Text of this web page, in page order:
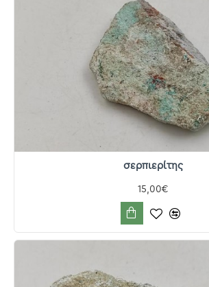
σερπιερίτης
15,00€